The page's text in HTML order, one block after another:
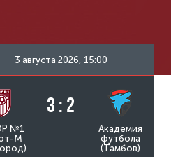
3 августа 2026, 15:00
№1
М
3 : 2
Академия
футбола
(Тамбов)